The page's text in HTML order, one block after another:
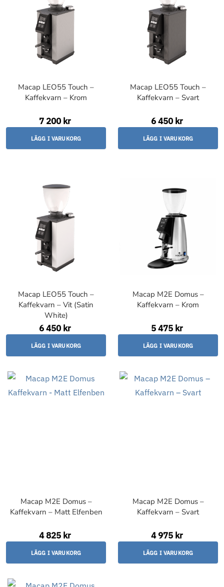
Macap LEO55 Touch –
Kaffekvarn – Krom
7 200 kr
LÄGG I VARUKORG
Macap LEO55 Touch –
Kaffekvarn – Svart
6 450 kr
LÄGG I VARUKORG
Macap LEO55 Touch –
Kaffekvarn – Vit (Satin
White)
6 450 kr
LÄGG I VARUKORG
Macap M2E Domus –
Kaffekvarn – Krom
5 475 kr
LÄGG I VARUKORG
Macap M2E Domus –
Kaffekvarn – Matt Elfenben
4 825 kr
LÄGG I VARUKORG
Macap M2E Domus –
Kaffekvarn – Svart
4 975 kr
LÄGG I VARUKORG